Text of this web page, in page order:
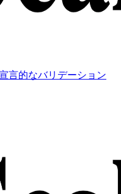
言的なバリデーション